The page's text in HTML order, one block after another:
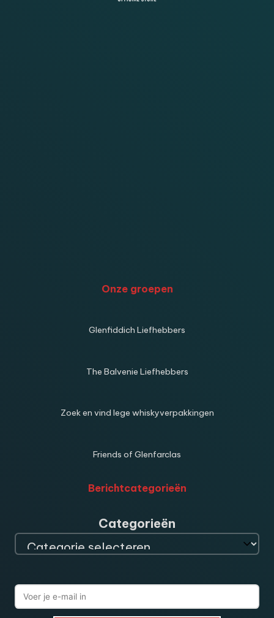
Onze groepen
Glenfiddich Liefhebbers
The Balvenie Liefhebbers
Zoek en vind lege whiskyverpakkingen
Friends of Glenfarclas
Berichtcategorieën
Categorieën